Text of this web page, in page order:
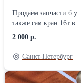
Продаём запчасти
также сам кран 16т в
2 000 р.
Санкт-Петербург